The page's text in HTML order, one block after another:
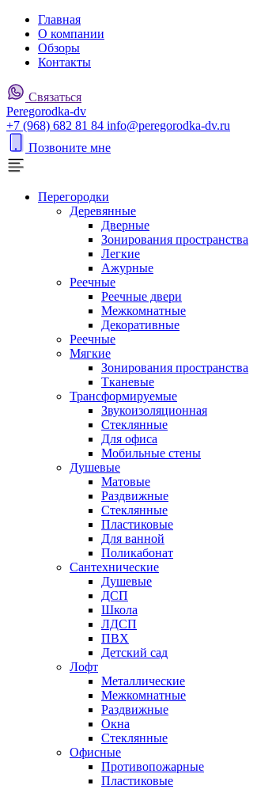
Главная
О компании
Обзоры
Контакты
Связаться
Peregorodka-dv
+7 (968) 682 81 84 info@peregorodka-dv.ru
Позвоните мне
Перегородки
Деревянные
Дверные
Зонирования пространства
Легкие
Ажурные
Реечные
Реечные двери
Межкомнатные
Декоративные
Реечные
Мягкие
Зонирования пространства
Тканевые
Трансформируемые
Звукоизоляционная
Стеклянные
Для офиса
Мобильные стены
Душевые
Матовые
Раздвижные
Стеклянные
Пластиковые
Для ванной
Поликабонат
Сантехнические
Душевые
ДСП
Школа
ЛДСП
ПВХ
Детский сад
Лофт
Металлические
Межкомнатные
Раздвижные
Окна
Стеклянные
Офисные
Противопожарные
Пластиковые